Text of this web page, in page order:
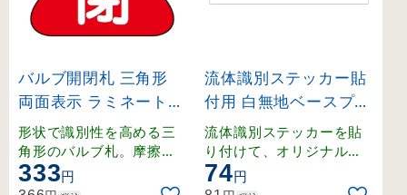
バルブ開閉札 三角形
両面表示 ラミネート加
工 常時閉（赤） (1530
41)
形状で識別性を高める三
角形のバルブ札。摩擦に
強いラミネート加工で文
字消えを防止。
333円
流体識別ステッカー貼
付用 白無地ベースプレ
ート 40×120mm (173
300)
流体識別ステッカーを貼
り付けて、オリジナルの
表示プレートを作成可能
。
74円